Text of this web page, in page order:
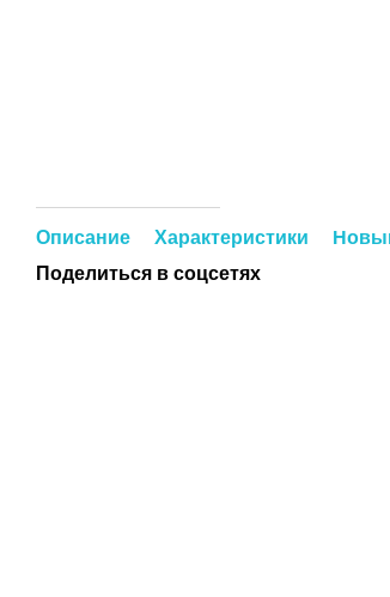
Описание Характеристики
Поделиться в соцсетях